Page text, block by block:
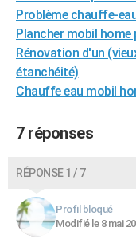
GUIDES D'ACHAT
BONS PLANS
CARTE DE VOEUX
Dictionnaire
Biographies
Citations
Expressions
Proverbes
PROGRAMME TV
COPAINS D'AVANT
S'inscrire
Se connecter
Lycées
Collèges
Primaires
Universités
Entreprises
Service militaire
Avis de recherche
AVIS DE DÉCÈS
FORUM
Problème chauffe-
Plancher mobil home
Rénovation d'un
étanchéité)
Chauffe eau mobil
7 réponses
RÉPONSE 1 / 7
Profil bloqué
Modifié le 8 mai